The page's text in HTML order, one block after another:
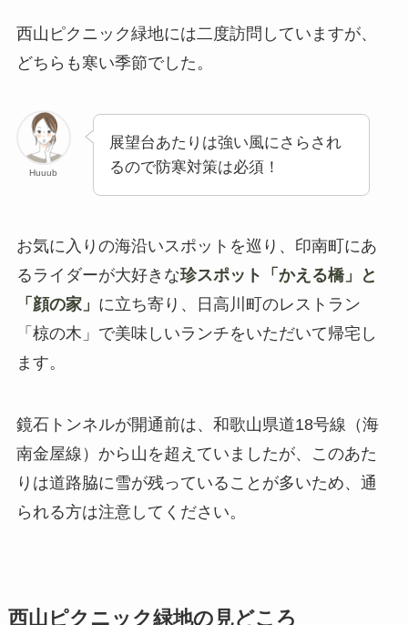
西山ピクニック緑地には二度訪問していますが、
どちらも寒い季節でした。
Huuub
展望台あたりは強い風にさらされ
るので防寒対策は必須！
お気に入りの海沿いスポットを巡り、印南町にあ
るライダーが大好きな珍スポット「かえる橋」と
「顔の家」 に立ち寄り、日高川町のレストラン
「椋の木」で美味しいランチをいただいて帰宅し
ます。
鏡石トンネルが開通前は、和歌山県道18号線（海
南金屋線）から山を超えていましたが、このあた
りは道路脇に雪が残っていることが多いため、通
られる方は注意してください。
西山ピクニック緑地の見どころ